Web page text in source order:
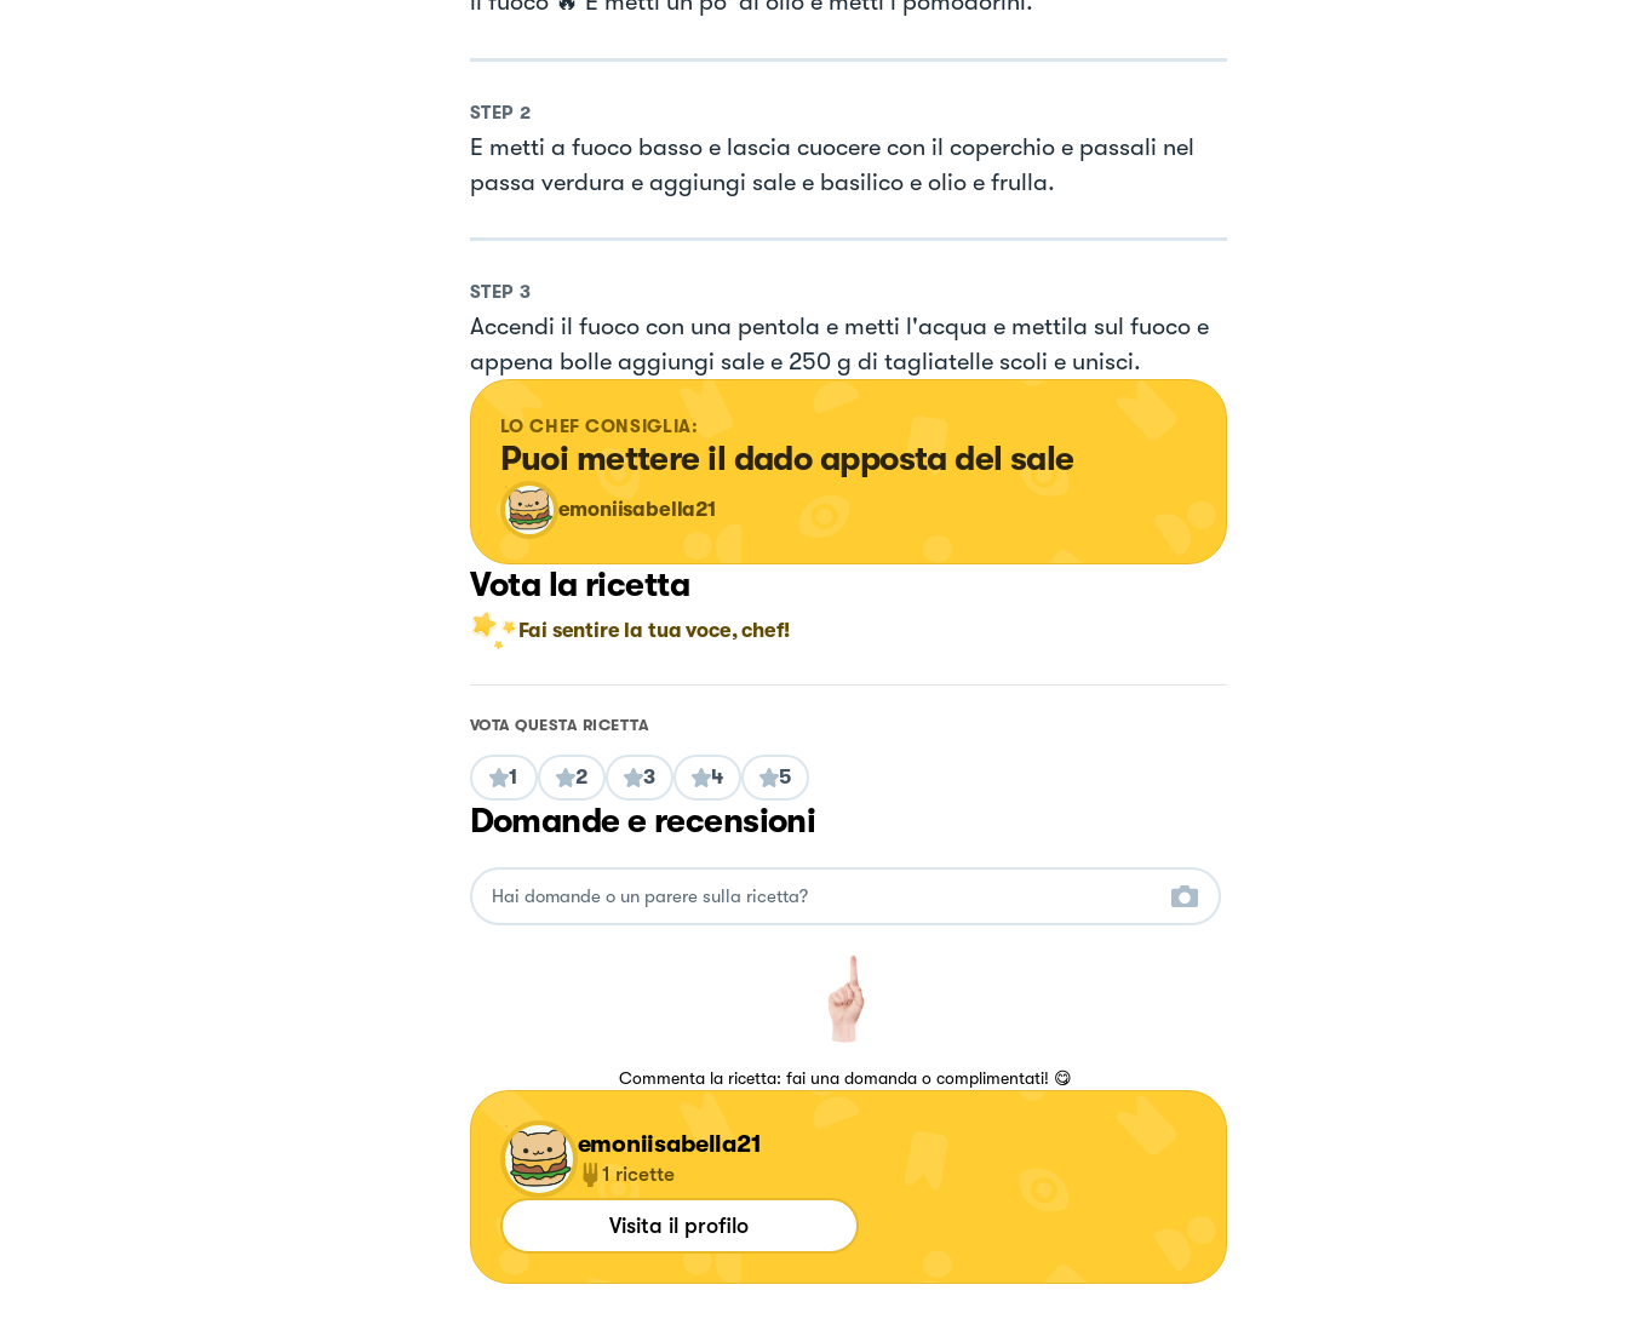
STEP 2
E metti a fuoco basso e lascia cuocere con il coperchio e passali nel
passa verdura e aggiungi sale e basilico e olio e frulla.
STEP 3
Accendi il fuoco con una pentola e metti l'acqua e mettila sul fuoco e
appena bolle aggiungi sale e 250 g di tagliatelle scoli e unisci.
LO CHEF CONSIGLIA:
Puoi mettere il dado apposta del sale
emoniisabella21
Vota la ricetta
Fai sentire la tua voce, chef!
VOTA QUESTA RICETTA
1 2 3 4 5
Domande e recensioni
Commenta la ricetta: fai una domanda o complimentati! 😋
emoniisabella21
1 ricette
Visita il profilo